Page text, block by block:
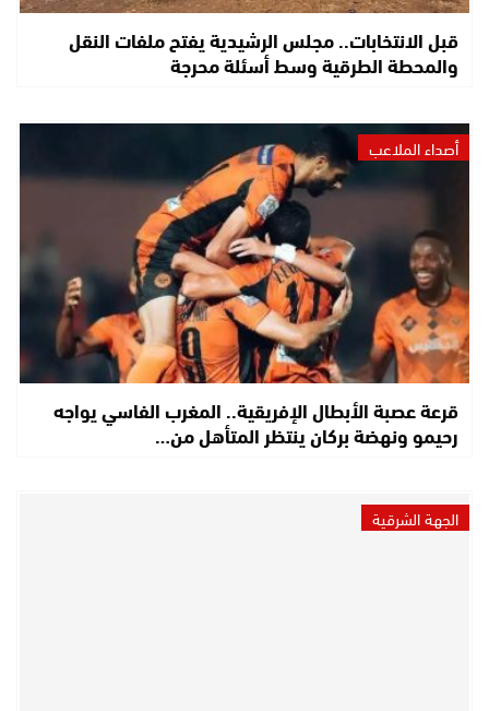
قبل الانتخابات.. مجلس الرشيدية يفتح ملفات النقل
والمحطة الطرقية وسط أسئلة محرجة
أصداء الملاعب
قرعة عصبة الأبطال الإفريقية.. المغرب الفاسي يواجه
رحيمو ونهضة بركان ينتظر المتأهل من…
الجهة الشرقية